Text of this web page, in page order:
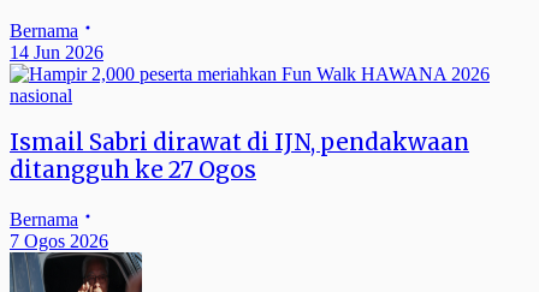
Bernama
14 Jun 2026
nasional
Ismail Sabri dirawat di IJN, pendakwaan
ditangguh ke 27 Ogos
Bernama
7 Ogos 2026